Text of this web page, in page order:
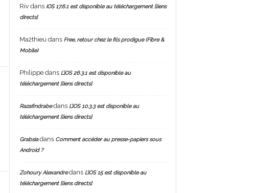
Rivdans iOS 17.6.1 est disponible au téléchargement [liens
directs]
Ma2thieu dans Free, retour chez le fils prodigue (Fibre &
Mobile)
Philippedans L’iOS 26.3.1 est disponible au
téléchargement [liens directs]
Razafindrabedans L’iOS 10.3.3 est disponible au
téléchargement [liens directs]
Grabsiadans Comment accéder au presse-papiers sous
Android ?
Zohoury Alexandredans L’iOS 15 est disponible au
téléchargement [liens directs]